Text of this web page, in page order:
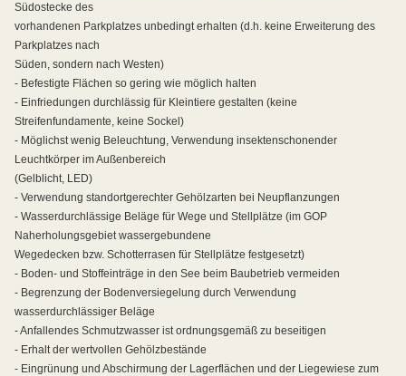
Südostecke des
vorhandenen Parkplatzes unbedingt erhalten (d.h. keine Erweiterung des
Parkplatzes nach
Süden, sondern nach Westen)
- Befestigte Flächen so gering wie möglich halten
- Einfriedungen durchlässig für Kleintiere gestalten (keine
Streifenfundamente, keine Sockel)
- Möglichst wenig Beleuchtung, Verwendung insektenschonender
Leuchtkörper im Außenbereich
(Gelblicht, LED)
- Verwendung standortgerechter Gehölzarten bei Neupflanzungen
- Wasserdurchlässige Beläge für Wege und Stellplätze (im GOP
Naherholungsgebiet wassergebundene
Wegedecken bzw. Schotterrasen für Stellplätze festgesetzt)
- Boden- und Stoffeinträge in den See beim Baubetrieb vermeiden
- Begrenzung der Bodenversiegelung durch Verwendung
wasserdurchlässiger Beläge
- Anfallendes Schmutzwasser ist ordnungsgemäß zu beseitigen
- Erhalt der wertvollen Gehölzbestände
- Eingrünung und Abschirmung der Lagerflächen und der Liegewiese zum